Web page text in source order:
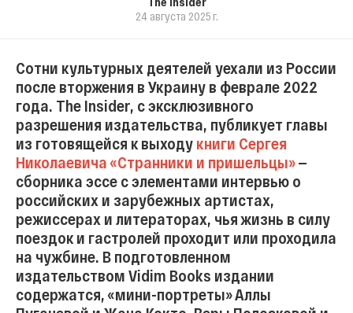
24 августа 2025 г.
Сотни культурных деятелей уехали из России
после вторжения в Украину в феврале 2022
года. The Insider, с эксклюзивного
разрешения издательства, публикует главы
из готовящейся к выходу книги Сергея
Николаевича «Странники и пришельцы»—
сборника эссе с элементами интервью о
российских и зарубежных артистах,
режиссерах и литераторах, чья жизнь в силу
поездок и гастролей проходит или проходила
на чужбине. В подготовленном
издательством Vidim Books издании
содержатся, «мини-портреты» Аллы